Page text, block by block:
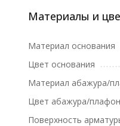
Материалы и
Материал основания
Цвет основания
Материал абажура/
Цвет абажура/
Поверхность